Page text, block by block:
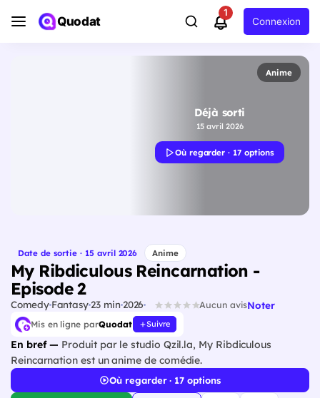
Quodat
1
Connexion
Anime
Déjà sorti
15 avril 2026
Où regarder · 17 options
Date de sortie · 15 avril 2026 Anime
My Ribdiculous Reincarnation -
Episode 2
ComedyFantasy 23 min 2026 Aucun avisNoter
Mis en ligne parQuodat Suivre
En bref — Produit par le studio Qzil.la, My Ribdiculous
Reincarnation est un anime de comédie.
Où regarder · 17 options